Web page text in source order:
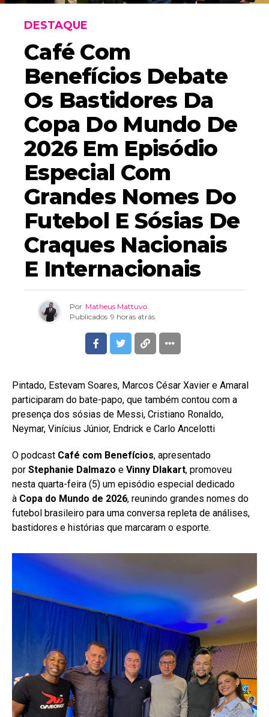
DESTAQUE
Café Com
Benefícios Debate
Os Bastidores Da
Copa Do Mundo De
2026 Em Episódio
Especial Com
Grandes Nomes Do
Futebol E Sósias De
Craques Nacionais
E Internacionais
Por Matheus Mattuvo
Publicados 9 horas atrás
Pintado, Estevam Soares, Marcos César Xavier e Amaral
participaram do bate-papo, que também contou com a
presença dos sósias de Messi, Cristiano Ronaldo,
Neymar, Vinícius Júnior, Endrick e Carlo Ancelotti
O podcast Café com Benefícios, apresentado
por Stephanie Dalmazo e Vinny Dlakart, promoveu
nesta quarta-feira (5) um episódio especial dedicado
à Copa do Mundo de 2026, reunindo grandes nomes do
futebol brasileiro para uma conversa repleta de análises,
bastidores e histórias que marcaram o esporte.